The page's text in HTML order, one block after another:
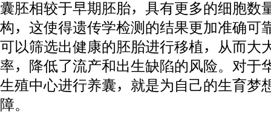
囊胚相较于早期胚胎，具有更多的细胞数
构，这使得遗传学检测的结果更加准确可
可以筛选出健康的胚胎进行移植，从而大
率，降低了流产和出生缺陷的风险。对于
生殖中心进行养囊，就是为自己的生育梦
障。